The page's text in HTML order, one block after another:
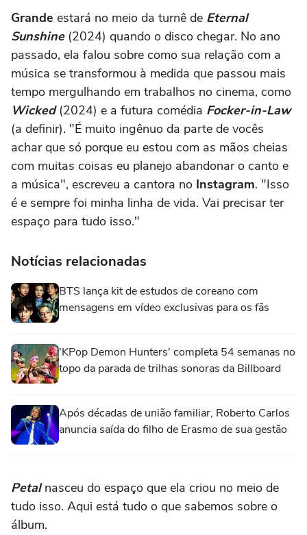
Grande estará no meio da turnê de Eternal
Sunshine(2024) quando o disco chegar. No ano
passado, ela falou sobre como sua relação com a
música se transformou à medida que passou mais
tempo mergulhando em trabalhos no cinema, como
Wicked(2024) e a futura comédia Focker-in-Law
(a definir). "É muito ingênuo da parte de vocês
achar que só porque eu estou com as mãos cheias
com muitas coisas eu planejo abandonar o canto e
a música", escreveu a cantora no Instagram. "Isso
é e sempre foi minha linha de vida. Vai precisar ter
espaço para tudo isso."
Notícias relacionadas
BTS lança kit de estudos de coreano com
mensagens em vídeo exclusivas para os fãs
'KPop Demon Hunters' completa 54 semanas no
topo da parada de trilhas sonoras da Billboard
Após décadas de união familiar, Roberto Carlos
anuncia saída do filho de Erasmo de sua gestão
Petalnasceu do espaço que ela criou no meio de
tudo isso. Aqui está tudo o que sabemos sobre o
álbum.